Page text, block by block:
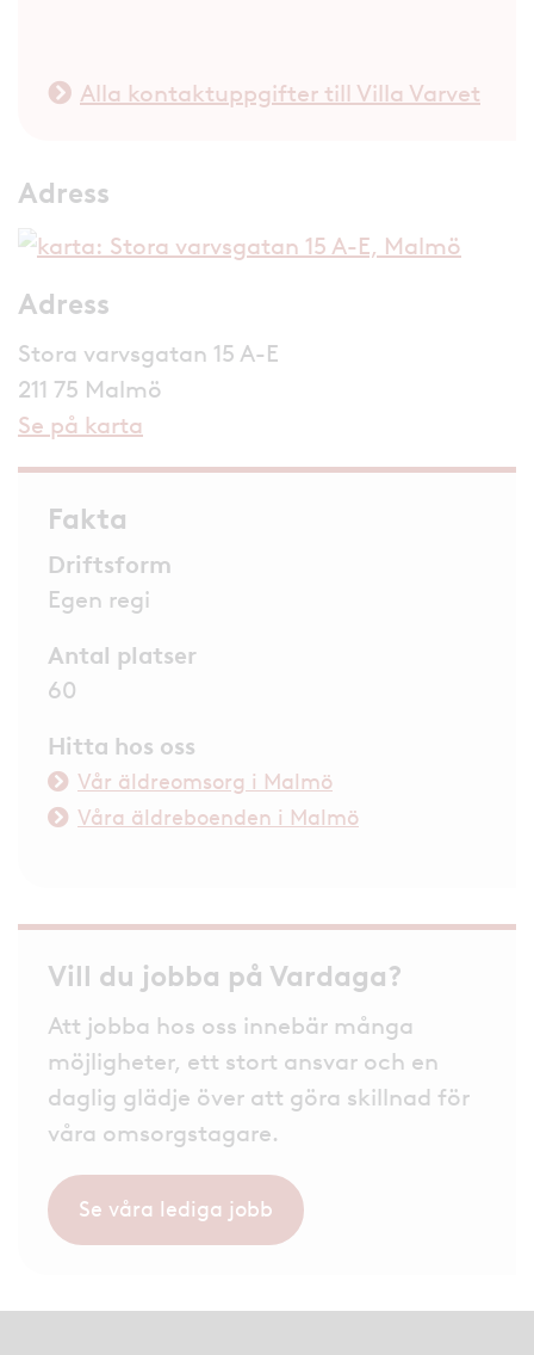
Alla kontaktuppgifter till Villa Varvet
Adress
Adress
Stora varvsgatan 15 A-E
211 75 Malmö
Se på karta
Fakta
Driftsform
Egen regi
Antal platser
60
Hitta hos oss
Vår äldreomsorg i Malmö
Våra äldreboenden i Malmö
Vill du jobba på Vardaga?
Att jobba hos oss innebär många
möjligheter, ett stort ansvar och en
daglig glädje över att göra skillnad för
våra omsorgstagare.
Se våra lediga jobb